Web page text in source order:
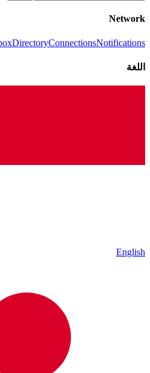
Network
DirectoryConnectionsNotifications
اللغة
English